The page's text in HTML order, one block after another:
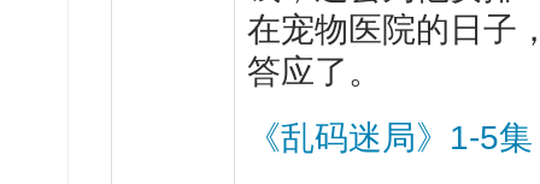
在宠物医院的日子
答应了。
《乱码迷局》1-5集